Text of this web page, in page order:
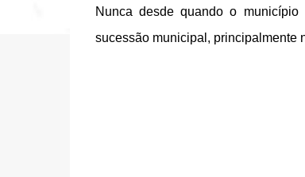
Nunca desde quando o
sucessão municipal, principalmente